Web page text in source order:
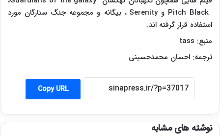
Pitch Black وSerenity ، بیگانه و مجموعه جنگ ستارگان مورد
استفاده قرار گرفته اند.
منبع: tass
ترجمه: احسان محمدحسینی
Copy URL
نوشته های مشابه